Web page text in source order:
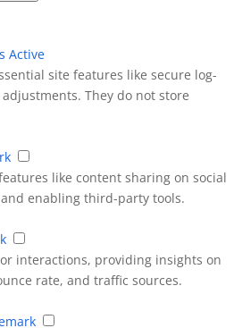
Active
site features like secure log-
They do not store
like content sharing on social
enabling third-party tools.
interactions, providing insights on
rate, and traffic sources.